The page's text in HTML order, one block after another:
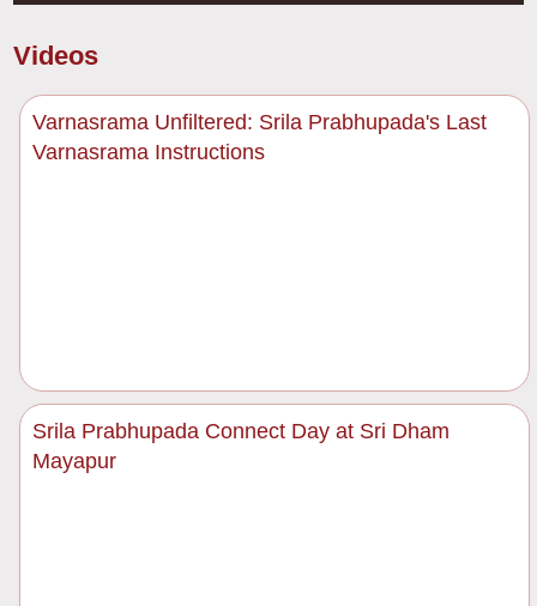
Videos
Varnasrama Unfiltered: Srila Prabhupada's Last
Varnasrama Instructions
Srila Prabhupada Connect Day at Sri Dham
Mayapur